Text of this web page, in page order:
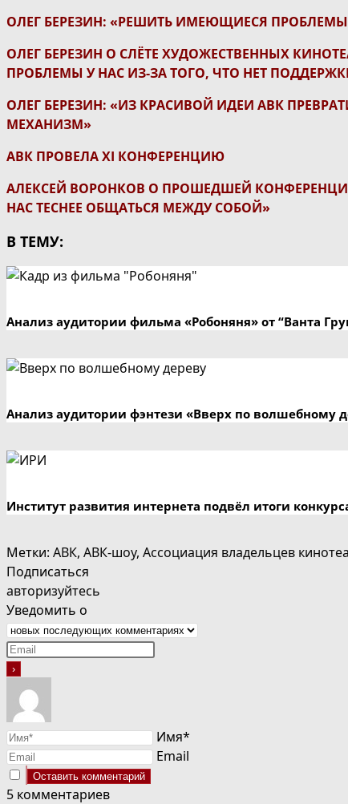
ОЛЕГ БЕРЕЗИН: «РЕШИТЬ ИМЕЮЩИЕСЯ
ОЛЕГ БЕРЕЗИН О СЛЁТЕ ХУДОЖЕСТВЕННЫХ
ПРОБЛЕМЫ У НАС ИЗ-ЗА ТОГО, ЧТО НЕТ
ОЛЕГ БЕРЕЗИН: «ИЗ КРАСИВОЙ ИДЕИ АВК
МЕХАНИЗМ»
АВК ПРОВЕЛА XI КОНФЕРЕНЦИЮ
АЛЕКСЕЙ ВОРОНКОВ О ПРОШЕДШЕЙ
НАС ТЕСНЕЕ ОБЩАТЬСЯ МЕЖДУ СОБОЙ»
В ТЕМУ:
Анализ аудитории фильма «Робоняня» от “Ванта
Анализ аудитории фэнтези «Вверх по волшебному
Институт развития интернета подвёл итоги
Метки: АВК, АВК-шоу, Ассоциация владельцев
Подписаться
авторизуйтесь
Уведомить о
Имя*
Email
5 комментариев